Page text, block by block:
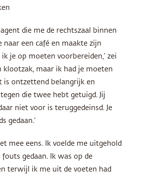
die me de rechtszaal binnen
naar een café en maakte zijn
ik je op moeten voorbereiden,’ zei
klootzak, maar ik had je moeten
is ontzettend belangrijk en
die twee hebt getuigd. Jij
niet voor is teruggedeinsd. Je
gedaan.’
mee eens. Ik voelde me uitgehold
fouts gedaan. Ik was op de
terwijl ik me uit de voeten had